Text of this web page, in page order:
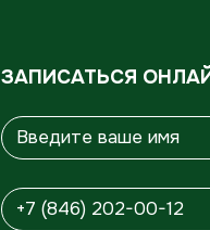
ЗАПИСАТЬСЯ